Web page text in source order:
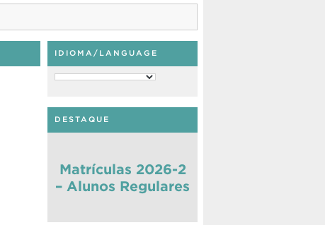
IDIOMA/LANGUAGE
DESTAQUE
Matrículas 2026-2
– Alunos Regulares